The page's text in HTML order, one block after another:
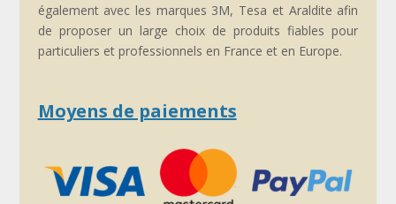
également avec les marques 3M, Tesa et Araldite afin
de proposer un large choix de produits fiables pour
particuliers et professionnels en France et en Europe.
Moyens de paiements